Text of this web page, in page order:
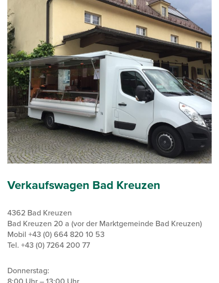
Verkaufswagen Bad Kreuzen
4362 Bad Kreuzen
Bad Kreuzen 20 a (vor der Marktgemeinde Bad Kreuzen)
Mobil +43 (0) 664 820 10 53
Tel. +43 (0) 7264 200 77
Donnerstag: